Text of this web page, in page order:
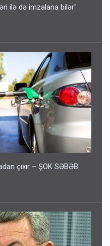
ilə də imzalana bilər"
çıxır – ŞOK SƏBƏB